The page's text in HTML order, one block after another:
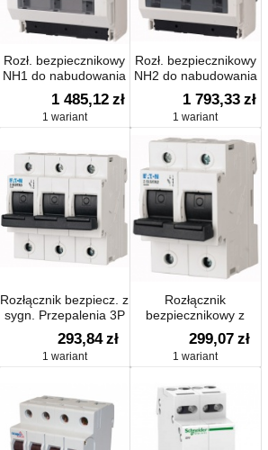
Rozł. bezpiecznikowy
NH1 do nabudowania
1 485,12 zł
1 wariant
Rozł. bezpiecznikowy
NH2 do nabudowania
1 793,33 zł
1 wariant
Rozłącznik bezpiecz. z
sygn. Przepalenia 3P
293,84 zł
1 wariant
Rozłącznik
bezpiecznikowy z
sygn. Przepalenia 2P
299,07 zł
1 wariant